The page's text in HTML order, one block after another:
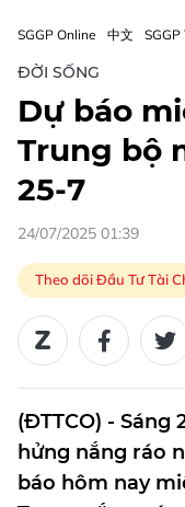
SGGP Online 中文 SGGP
ĐỜI SỐNG
Dự báo
Trung bộ
25-7
24/07/2025 01:39
Theo dõi Đầu Tư Tài
(ĐTTCO) - Sáng
hửng nắng ráo
báo hôm nay